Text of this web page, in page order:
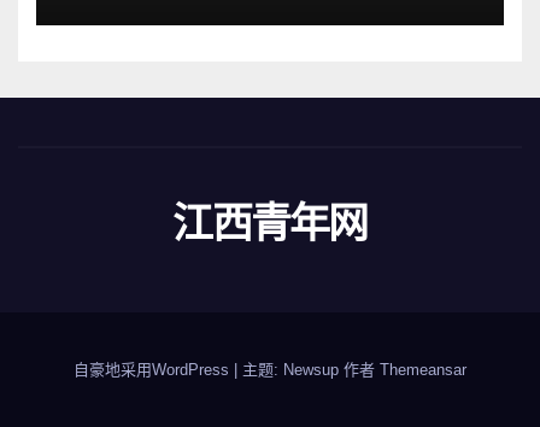
江西青年网
自豪地采用WordPress 主题: Newsup 作者 Themeansar